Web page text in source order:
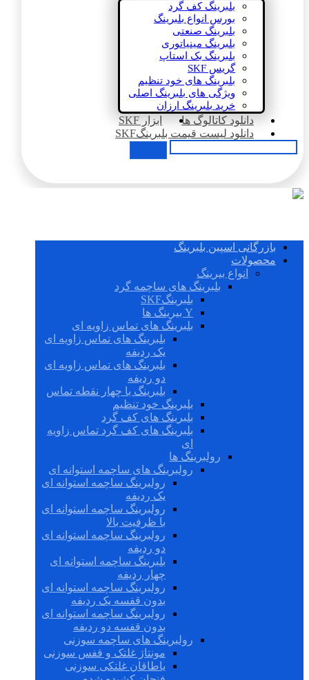
بلبرینگ کف گرد
بورس انواع بلبرینگ
بلبرینگ صنعتی
بلبرینگ مینیاتوری
بلبرینگ بک استاپ
گریس SKF
بلبرینگ های خود تنظیم
ویژگی های بلبرینگ اصلی
خرید بلبرینگ ارزان
دانلود کاتالوگ ها
ابزار SKF
دانلود لیست قیمت بلبرینگSKF
بازرگانی اسپین بلبرینگ
محصولات
انواع بیرینگ
بلبرینگ های ساچمه گرد
بلبرینگSKF
Y بیرینگ ها
بلبرینگ های تماس زاویه ای
بلبرینگ های تماس زاویه ای
یک ردیفه
بلبرینگ های تماس زاویه ای
دو ردیفه
بلبرینگ با چهار نقطه تماس
بلبرینگ خود تنظیم
بلبرینگ های کف گرد
بلبرینگ های کف گرد تماس زاویه
ای
رولبرینگ ها
رولبرینگ های ساچمه استوانه ای
رولبرینگ ساچمه استوانه ای
یک ردیفه
رولبرینگ ساچمه استوانه ای
با ظرفیت بالا
رولبرینگ ساچمه استوانه ای
دو ردیفه
بلبرینگ ساچمه استوانه ای
چهار ردیفه
رولبرینگ ساچمه استوانه ای
بدون قفسه یک ردیفه
رولبرینگ ساچمه استوانه ای
بدون قفسه دو ردیفه
رولبرینگ های ساچمه سوزنی
مونتاژ غلتک و قفس سوزنی
یاطاقان غلتکی سوزنی